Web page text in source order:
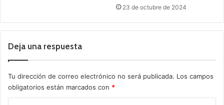
23 de octubre de 2024
Deja una respuesta
Tu dirección de correo electrónico no será publicada. Los campos
obligatorios están marcados con *